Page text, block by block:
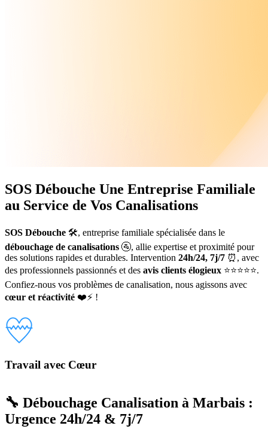
SOS Débouche Une Entreprise Familiale
au Service de Vos Canalisations
SOS Débouche 🛠️, entreprise familiale spécialisée dans le
débouchage de canalisations 🚰, allie expertise et proximité pour
des solutions rapides et durables. Intervention 24h/24, 7j/7 ⏰, avec
des professionnels passionnés et des avis clients élogieux ⭐⭐⭐⭐⭐.
Confiez-nous vos problèmes de canalisation, nous agissons avec
cœur et réactivité ❤️⚡ !
Travail avec Cœur
🔧 Débouchage Canalisation à Marbais :
Urgence 24h/24 & 7j/7